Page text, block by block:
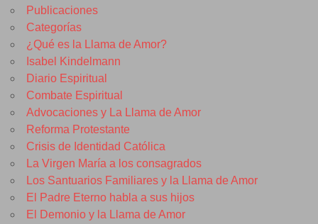
Publicaciones
Categorías
¿Qué es la Llama de Amor?
Isabel Kindelmann
Diario Espiritual
Combate Espiritual
Advocaciones y La Llama de Amor
Reforma Protestante
Crisis de Identidad Católica
La Virgen María a los consagrados
Los Santuarios Familiares y la Llama de Amor
El Padre Eterno habla a sus hijos
El Demonio y la Llama de Amor